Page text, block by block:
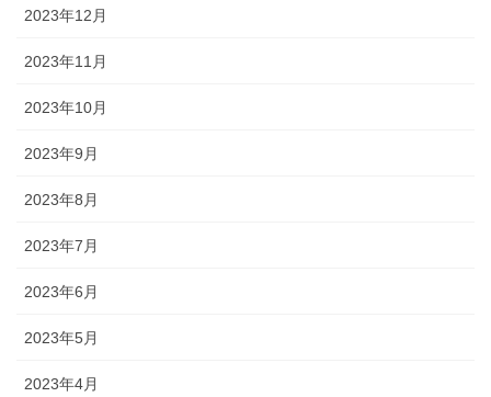
2023年12月
2023年11月
2023年10月
2023年9月
2023年8月
2023年7月
2023年6月
2023年5月
2023年4月